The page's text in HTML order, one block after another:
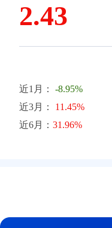
2.43
近1月： -8.95%
近3月： 11.45%
近6月： 31.96%